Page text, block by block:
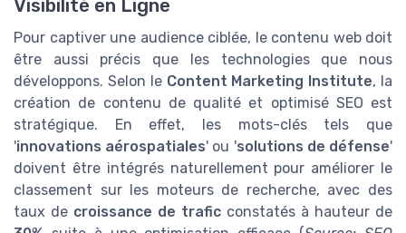
Visibilité en Ligne
Pour captiver une audience ciblée, le contenu web doit
être aussi précis que les technologies que nous
développons. Selon le Content Marketing Institute, la
création de contenu de qualité et optimisé SEO est
stratégique. En effet, les mots-clés tels que
'innovations aérospatiales' ou 'solutions de défense'
doivent être intégrés naturellement pour améliorer le
classement sur les moteurs de recherche, avec des
taux de croissance de trafic constatés à hauteur de